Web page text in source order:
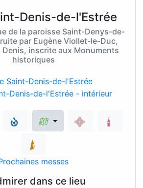
Denis-de-l'Estrée
de la paroisse Saint-Denys-de-
par Eugène Viollet-le-Duc,
Denis, inscrite aux Monuments
historiques
messes
dans ce lieu